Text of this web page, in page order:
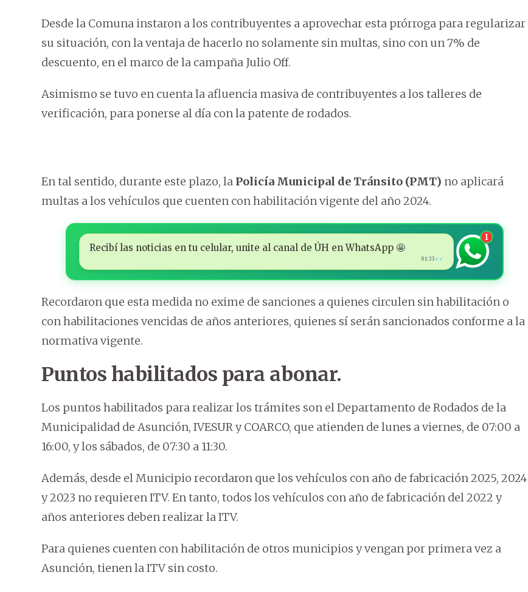
Desde la Comuna instaron a los contribuyentes a aprovechar esta prórroga para regularizar
su situación, con la ventaja de hacerlo no solamente sin multas, sino con un 7% de
descuento, en el marco de la campaña Julio Off.
Asimismo se tuvo en cuenta la afluencia masiva de contribuyentes a los talleres de
verificación, para ponerse al día con la patente de rodados.
En tal sentido, durante este plazo, la Policía Municipal de Tránsito (PMT) no aplicará
multas a los vehículos que cuenten con habilitación vigente del año 2024.
Recibí las noticias en tu celular, unite al canal de ÚH en WhatsApp 🤩
01:33 ✓✓
1
Recordaron que esta medida no exime de sanciones a quienes circulen sin habilitación o
con habilitaciones vencidas de años anteriores, quienes sí serán sancionados conforme a la
normativa vigente.
Puntos habilitados para abonar.
Los puntos habilitados para realizar los trámites son el Departamento de Rodados de la
Municipalidad de Asunción, IVESUR y COARCO, que atienden de lunes a viernes, de 07:00 a
16:00, y los sábados, de 07:30 a 11:30.
Además, desde el Municipio recordaron que los vehículos con año de fabricación 2025, 2024
y 2023 no requieren ITV. En tanto, todos los vehículos con año de fabricación del 2022 y
años anteriores deben realizar la ITV.
Para quienes cuenten con habilitación de otros municipios y vengan por primera vez a
Asunción, tienen la ITV sin costo.